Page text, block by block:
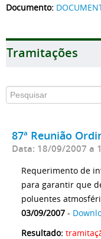
Documento:
Tramitações
87ª Reunião
Data: 18/09/2007 a
Requerimento de
para garantir que
poluentes
03/09/2007 -
Resultado: